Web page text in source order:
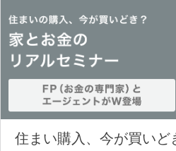
住まい購入、今が買いど